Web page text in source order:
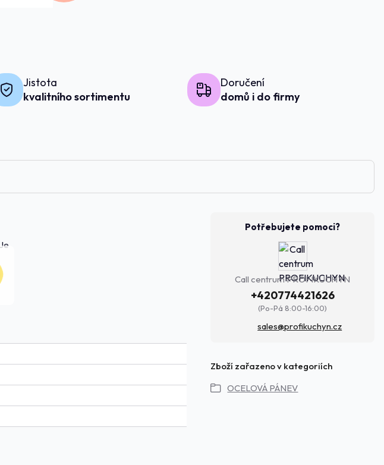
Jistota
kvalitního sortimentu
Doručení
domů i do firmy
Potřebujete pomoci?
Call centrum PROFIKUCHYN
+420774421626
(Po-Pá 8:00-16:00)
sales@profikuchyn.cz
Zboží zařazeno v kategoriích
OCELOVÁ PÁNEV